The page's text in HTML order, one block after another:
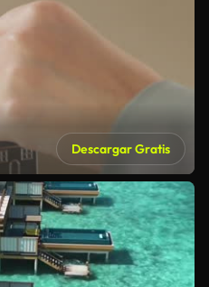
Descargar Gratis